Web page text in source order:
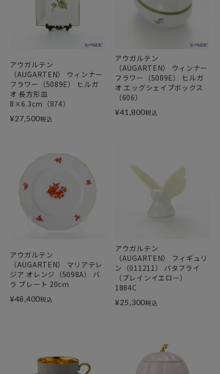
アウガルテン
（AUGARTEN） ウィンナー
フラワー（5089E） ヒルガ
オ 長方形皿
8×6.3cm（874）
¥27,500税込
アウガルテン
（AUGARTEN） ウィンナー
フラワー（5089E） ヒルガ
オ エッグシェイプボックス
（606）
¥41,800税込
アウガルテン
（AUGARTEN） マリアテレ
ジア オレンジ（5098A） バ
ラ プレート 20cm
¥48,400税込
アウガルテン
（AUGARTEN） フィギュリ
ン（011211） バタフライ
（プレインイエロー）
1884C
¥25,300税込